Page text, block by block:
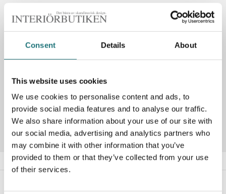
Consent Details About
This website uses cookies
We use cookies to personalise content and ads, to
provide social media features and to analyse our traffic.
We also share information about your use of our site with
our social media, advertising and analytics partners who
may combine it with other information that you’ve
provided to them or that they’ve collected from your use
of their services.
Spara som favorit
Artikelnummer 235696